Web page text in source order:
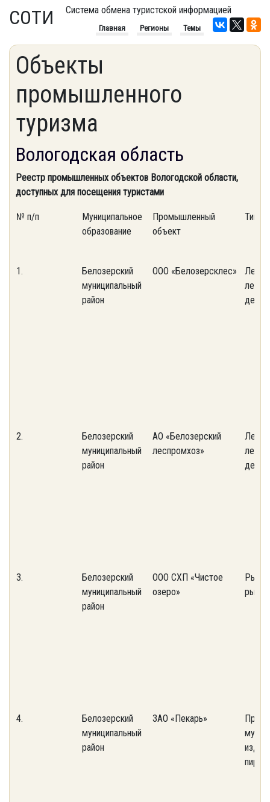
СОТИ Система обмена туристской информацией
Главная Регионы Темы
Объекты
промышленного
туризма
Вологодская область
Реестр промышленных объектов Вологодской области,
доступных для посещения туристами
№ п/п
Муниципальное
образование
Промышленный
объект
Тип
1.
Белозерский
муниципальный
район
ООО «Белозерсклес»
2.
Белозерский
муниципальный
район
АО «Белозерский
леспромхоз»
3.
Белозерский
муниципальный
район
ООО СХП «Чистое
озеро»
4.
Белозерский
муниципальный
район
ЗАО «Пекарь»